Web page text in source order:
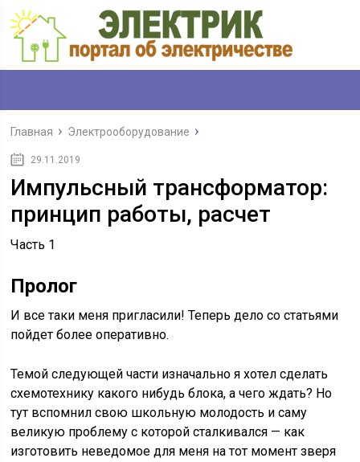
Главная Электрооборудование
29.11.2019
Импульсный трансформатор:
принцип работы, расчет
Часть 1
Пролог
И все таки меня пригласили! Теперь дело со статьями
пойдет более оперативно.
Темой следующей части изначально я хотел сделать
схемотехнику какого нибудь блока, а чего ждать? Но
тут вспомнил свою школьную молодость и саму
великую проблему с которой сталкивался — как
изготовить неведомое для меня на тот момент зверя